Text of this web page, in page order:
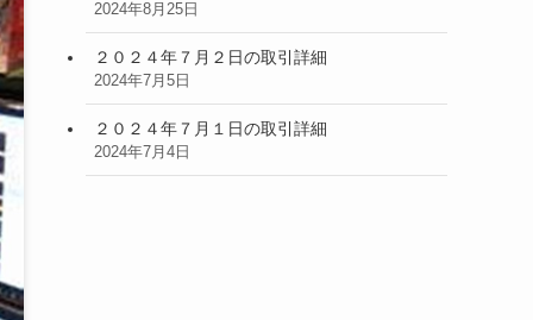
2024年8月25日
２０２４年７月２日の取引詳細
2024年7月5日
２０２４年７月１日の取引詳細
2024年7月4日